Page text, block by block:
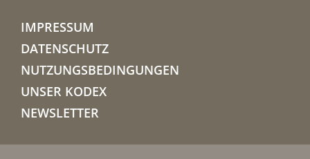
IMPRESSUM
DATENSCHUTZ
NUTZUNGSBEDINGUNGEN
UNSER KODEX
NEWSLETTER